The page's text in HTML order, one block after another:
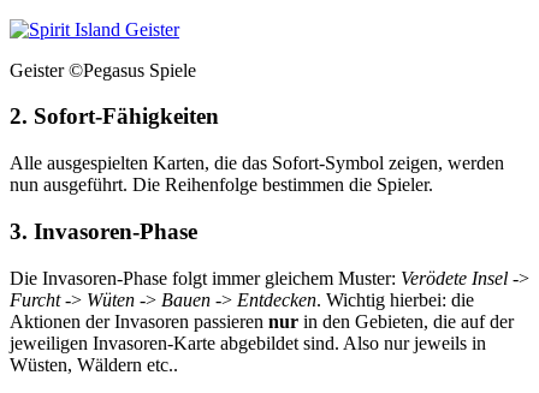
Geister©Pegasus Spiele
2. Sofort-Fähigkeiten
Alle ausgespielten Karten, die das Sofort-Symbol zeigen, werden
nun ausgeführt. Die Reihenfolge bestimmen die Spieler.
3. Invasoren-Phase
Die Invasoren-Phase folgt immer gleichem Muster: Verödete Insel ->
Furcht-> Wüten -> Bauen -> Entdecken. Wichtig hierbei: die
Aktionen der Invasoren passieren nur in den Gebieten, die auf der
jeweiligen Invasoren-Karte abgebildet sind. Also nur jeweils in
Wüsten, Wäldern etc..